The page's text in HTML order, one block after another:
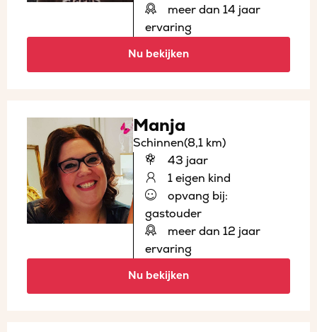
meer dan 14 jaar
ervaring
Nu bekijken
Manja
Schinnen(8,1 km)
43 jaar
1 eigen kind
opvang bij:
gastouder
meer dan 12 jaar
ervaring
Nu bekijken